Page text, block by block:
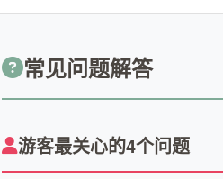
常见问题解答
游客最关心的4个问题